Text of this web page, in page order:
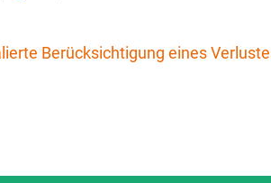
Berücksichtigung eines